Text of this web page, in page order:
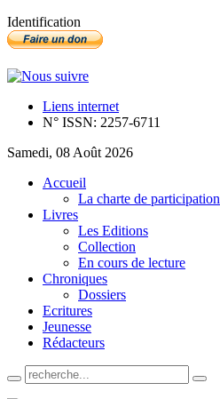
Identification
Liens internet
N° ISSN: 2257-6711
Samedi, 08 Août 2026
Accueil
La charte de participation
Livres
Les Editions
Collection
En cours de lecture
Chroniques
Dossiers
Ecritures
Jeunesse
Rédacteurs